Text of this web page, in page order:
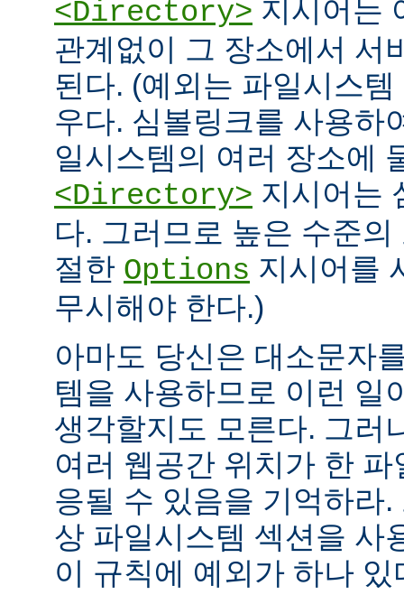
<Directory> 지시어는
관계없이 그 장소에서 서
된다. (예외는 파일시스
우다. 심볼링크를 사용하
일시스템의 여러 장소에
<Directory> 지시어는
다. 그러므로 높은 수준
절한 Options 지시어를
무시해야 한다.)
아마도 당신은 대소문자
템을 사용하므로 이런 일
생각할지도 모른다. 그러
여러 웹공간 위치가 한
응될 수 있음을 기억하라
상 파일시스템 섹션을 사
이 규칙에 예외가 하나